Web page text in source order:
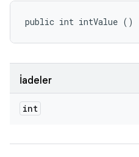
public int intValue ()
İadeler
int